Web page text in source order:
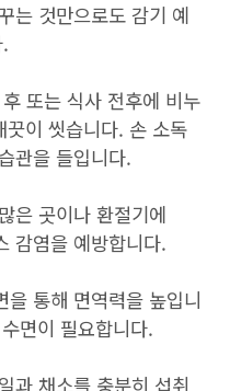
는 것만으로도 감기 예
또는 식사 전후에 비누
이 씻습니다. 손 소독
관을 들입니다.
은 곳이나 환절기에
감염을 예방합니다.
을 통해 면역력을 높입니
면이 필요합니다.
과 채소를 충분히 섭취